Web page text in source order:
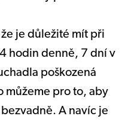
je důležité mít při
hodin denně, 7 dní v
poškozená
můžeme pro to, aby
A navíc je